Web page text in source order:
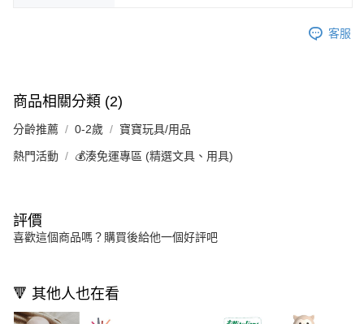
客服
商品相關分類 (2)
分齡推薦 0-2歲 寶寶玩具/用品
熱門活動 💰湊免運專區 (精選文具、用具)
評價
喜歡這個商品嗎？購買後給他一個好評吧
🔻 其他人也在看